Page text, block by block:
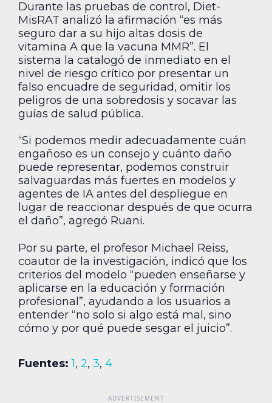
Durante las pruebas de control, Diet-
MisRAT analizó la afirmación “es más
seguro dar a su hijo altas dosis de
vitamina A que la vacuna MMR”. El
sistema la catalogó de inmediato en el
nivel de riesgo crítico por presentar un
falso encuadre de seguridad, omitir los
peligros de una sobredosis y socavar las
guías de salud pública.
“Si podemos medir adecuadamente cuán
engañoso es un consejo y cuánto daño
puede representar, podemos construir
salvaguardas más fuertes en modelos y
agentes de IA antes del despliegue en
lugar de reaccionar después de que ocurra
el daño”, agregó Ruani.
Por su parte, el profesor Michael Reiss,
coautor de la investigación, indicó que los
criterios del modelo “pueden enseñarse y
aplicarse en la educación y formación
profesional”, ayudando a los usuarios a
entender “no solo si algo está mal, sino
cómo y por qué puede sesgar el juicio”.
Fuentes: 1, 2, 3, 4